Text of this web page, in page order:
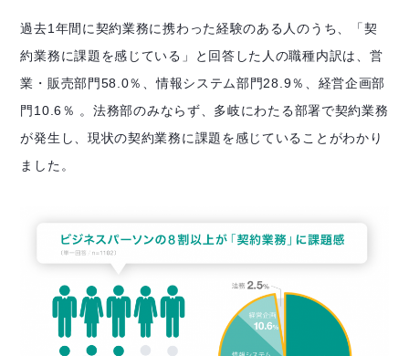
過去1年間に契約業務に携わった経験のある人のうち、「契
約業務に課題を感じている」と回答した人の職種内訳は、営
業・販売部門58.0％、情報システム部門28.9％、経営企画部
門10.6％ 。法務部のみならず、多岐にわたる部署で契約業務
が発生し、現状の契約業務に課題を感じていることがわかり
ました。